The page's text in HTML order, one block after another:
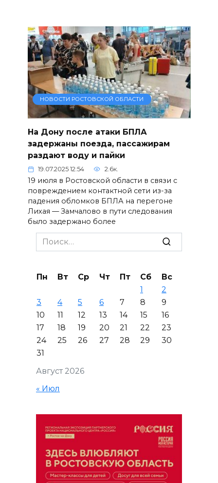
НОВОСТИ РОСТОВСКОЙ ОБЛАСТИ
На Дону после атаки БПЛА
задержаны поезда, пассажирам
раздают воду и пайки
19.07.2025 12:54 2.6к.
19 июля в Ростовской области в связи с
повреждением контактной сети из-за
падения обломков БПЛА на перегоне
Лихая — Замчалово в пути следования
было задержано более
Search
for:
Август 2026
Пн Вт Ср Чт Пт Сб
Вс
1
2
3
4 5 6 7 8
9
10
11 12 13 14 15
16
17
18 19 20 21 22
23
24
25 26 27 28 29
30
31
« Июл